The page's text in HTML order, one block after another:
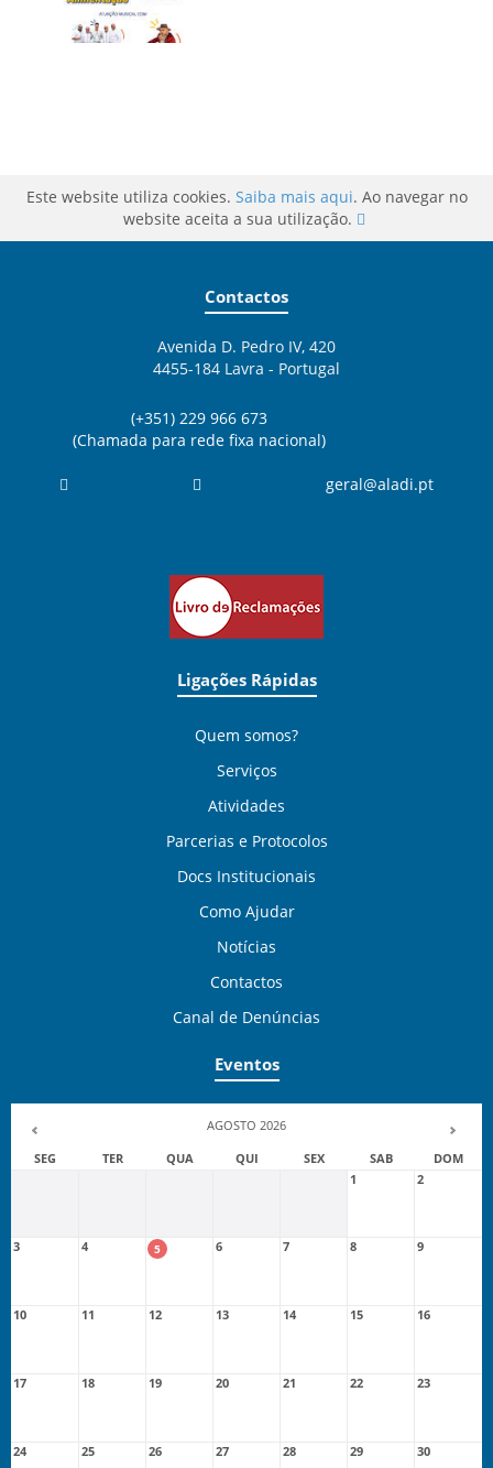
Este website utiliza cookies. Saiba mais aqui. Ao navegar no
website aceita a sua utilização.
Contactos
Avenida D. Pedro IV, 420
4455-184 Lavra - Portugal
(+351) 229 966 673
(Chamada para rede fixa nacional)
geral@aladi.pt
Ligações Rápidas
Quem somos?
Serviços
Atividades
Parcerias e Protocolos
Docs Institucionais
Como Ajudar
Notícias
Contactos
Canal de Denúncias
Eventos
AGOSTO 2026
SEG
TER QUA QUI SEX SAB
DOM
1
2
3 4 5 6 7 8 9
10 11 12 13 14 15 16
17 18 19 20 21 22 23
24 25 26 27 28 29 30